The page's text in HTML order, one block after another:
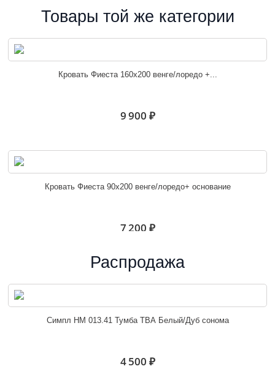
Товары той же категории
Кровать Фиеста 160х200 венге/лоредо +...
9 900 ₽
Кровать Фиеста 90х200 венге/лоредо+ основание
7 200 ₽
Распродажа
Симпл НМ 013.41 Тумба ТВА Белый/Дуб сонома
4 500 ₽